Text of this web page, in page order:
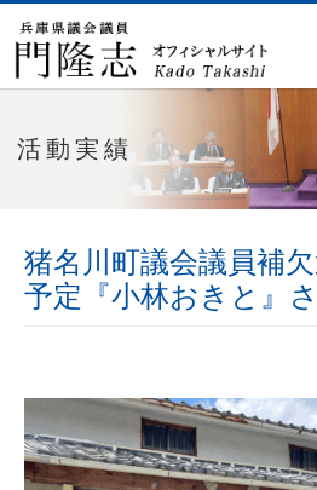
活動実績
猪名川町議会議員補
予定『小林おきと』